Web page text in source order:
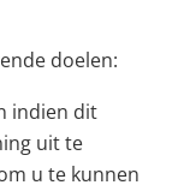
doelen:
indien dit
uit te
u te kunnen